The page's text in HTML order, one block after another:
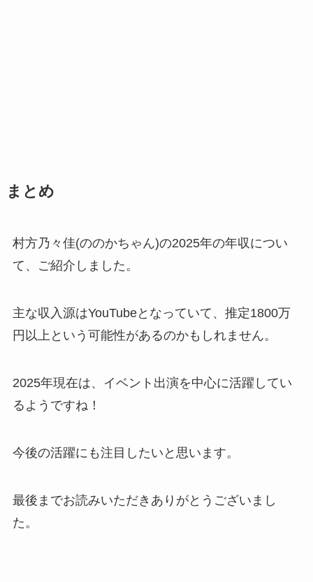
まとめ
村方乃々佳(ののかちゃん)の2025年の年収につい
て、ご紹介しました。
主な収入源はYouTubeとなっていて、推定1800万
円以上という可能性があるのかもしれません。
2025年現在は、イベント出演を中心に活躍してい
るようですね！
今後の活躍にも注目したいと思います。
最後までお読みいただきありがとうございまし
た。